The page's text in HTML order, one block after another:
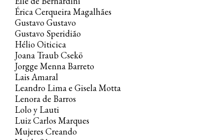
Érica Cerqueira Magalhães
Gustavo Gustavo
Gustavo Speridião
Hélio Oiticica
Joana Traub Csekö
Jorgge Menna Barreto
Lais Amaral
Leandro Lima e Gisela Motta
Lenora de Barros
Lolo y Lauti
Luiz Carlos Marques
Mujeres Creando
Varejão, Aline Besouro, Ana Almeida, Ana
Clara Tito, Ana Lira, Anna Bella Geiger,
Arjan Martins, Arlindo Oliveira, Awurê,
Bruno Miguel, Camilla Rocha Campos,
Carla Santana, Carolina de Jesus,
Cooperativa de Mulheres Artistas, Elza
Lima, Élle de Bernardini, Érica Magalhães,
Gisela Motta e Leandro Lima, Gustavo
Esperidião, Gustavo Gustavo, Hélio